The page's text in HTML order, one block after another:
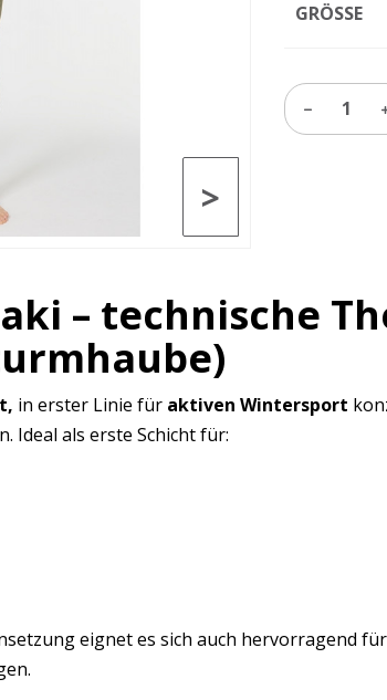
>
GRÖSSE
1
– technische
in erster Linie für aktiven Wintersport
Ideal als erste Schicht für:
eignet es sich auch hervorragend